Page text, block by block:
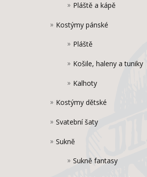
Pláště a kápě
Kostýmy pánské
Pláště
Košile, haleny a tuniky
Kalhoty
Kostýmy dětské
Svatební šaty
Sukně
Sukně fantasy